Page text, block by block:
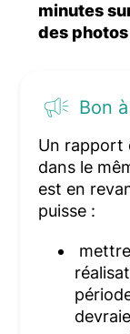
minutes
des photos
Bon
Un rapport
dans le
est en
puisse :